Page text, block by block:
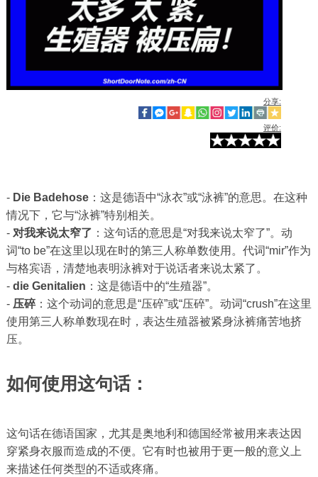
分享:
评价:
- Die Badehose：这是德语中“泳衣”或“泳裤”的意思。在这种
情况下，它与“泳裤”特别相关。
- 对我来说太窄了 ：这句话的意思是“对我来说太窄了”。动
词“to be”在这里以现在时的第三人称单数使用。代词“mir”作为
与格宾语，清楚地表明泳裤对于说话者来说太紧了。
- die Genitalien ：这是德语中的“生殖器”。
- 压碎：这个动词的意思是“压碎”或“压碎”。动词“crush”在这里
使用第三人称单数现在时，表达生殖器被紧身泳裤痛苦地挤
压。
如何使用这句话：
这句话在德语国家，尤其是奥地利和德国经常被用来表达因
穿紧身衣服而造成的不便。它有时也被用于更一般的意义上
来描述任何类型的不适或疼痛。